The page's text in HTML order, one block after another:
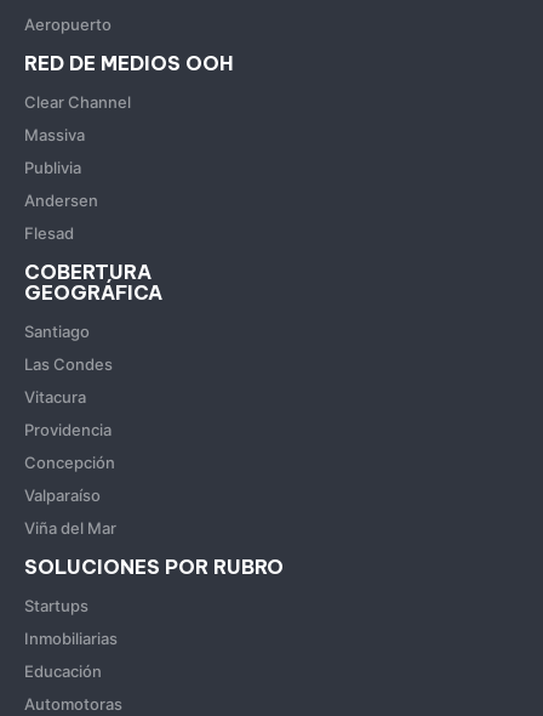
Aeropuerto
RED DE MEDIOS OOH
Clear Channel
Massiva
Publivia
Andersen
Flesad
COBERTURA
GEOGRÁFICA
Santiago
Las Condes
Vitacura
Providencia
Concepción
Valparaíso
Viña del Mar
SOLUCIONES POR RUBRO
Startups
Inmobiliarias
Educación
Automotoras